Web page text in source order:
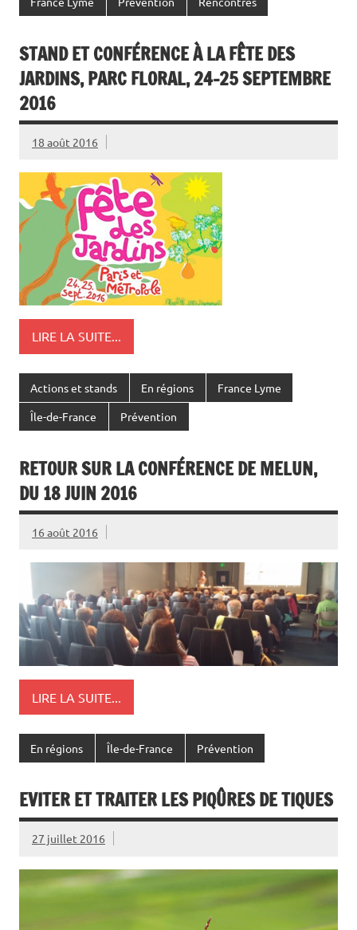
STAND ET CONFÉRENCE À LA FÊTE DES
JARDINS, PARC FLORAL, 24-25 SEPTEMBRE
2016
18 août 2016
LIRE LA SUITE...
Actions et stands En régions France Lyme
Île-de-France Prévention
RETOUR SUR LA CONFÉRENCE DE MELUN,
DU 18 JUIN 2016
16 août 2016
LIRE LA SUITE...
En régions Île-de-France Prévention
EVITER ET TRAITER LES PIQÛRES DE TIQUES
27 juillet 2016